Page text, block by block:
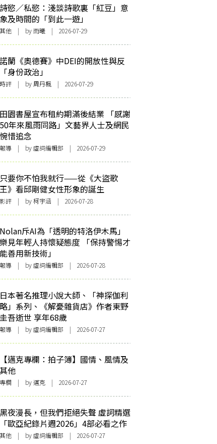
詩慾／私慾：淺談詩歌裏「紅豆」意
象及時間的「到此一遊」
其他 | by 雨曦 | 2026-07-29
諾蘭《奧德賽》中DEI的開放性與反
「身份政治」
時評 | by 周丹楓 | 2026-07-29
田園書屋宣布租約期滿後結業 「感謝
50年來風雨同路」文藝界人士及網民
惋惜追念
報導 | by 虛詞編輯部 | 2026-07-29
只要你不怕我就行——從《大盜歌
王》看邱剛健女性形象的誕生
影評 | by 柯宇涵 | 2026-07-28
Nolan斥AI為「透明的特洛伊木馬」
樂見年輕人持懷疑態度 「保持警惕才
能善用新技術」
報導 | by 虛詞編輯部 | 2026-07-28
日本著名推理小說大師、「神探伽利
略」系列、《解憂雜貨店》作者東野
圭吾逝世 享年68歲
報導 | by 虛詞編輯部 | 2026-07-27
【邁克專欄：拍子簿】國情、風情及
其他
專欄 | by邁克 | 2026-07-27
黑夜漫長，但我們拒絕失聲 虛詞精選
「歐亞紀錄片週2026」4部必看之作
其他 | by 虛詞編輯部 | 2026-07-27